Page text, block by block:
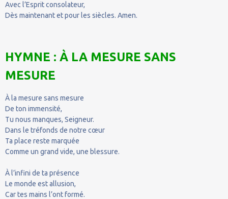
Avec l’Esprit consolateur,
Dès maintenant et pour les siècles. Amen.
HYMNE : À LA MESURE SANS
MESURE
À la mesure sans mesure
De ton immensité,
Tu nous manques, Seigneur.
Dans le tréfonds de notre cœur
Ta place reste marquée
Comme un grand vide, une blessure.
À l’infini de ta présence
Le monde est allusion,
Car tes mains l’ont formé.